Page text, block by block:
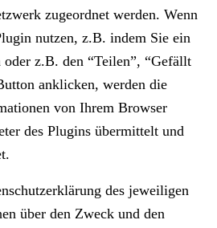
zugeordnet werden. Wenn
nutzen, z.B. indem Sie ein
oder z.B. den “Teilen”, “Gefällt
anklicken, werden die
von Ihrem Browser
des Plugins übermittelt und
des jeweiligen
über den Zweck und den